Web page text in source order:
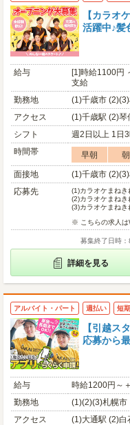
【カラオ
活躍中♪髪
給与
[1]時給1100円
支給
勤務地
(1)千歳市
アクセス
(1)千歳駅 (2)琴
シフト
週2日以上 1日
時間帯
早朝 朝
面接地
(1)千歳市
応募先
(1)カラオケまね
(2)カラオケまね
(3)カラオケまね
※ こちらの求人は
募集終了日時：
詳細を見る
アルバイト・パート 週払い 短期
【引越ス
応募から
給与
時給1200円～
勤務地
(1)(2)(3)札幌市
アクセス
(1)大通駅 (2)白